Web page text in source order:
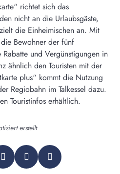
richtet sich das
nicht an die Urlaubsgäste,
die Einheimischen an. Mit
Bewohner der fünf
Rabatte und Vergünstigungen in
ähnlich den Touristen mit der
plus“ kommt die Nutzung
Regiobahn im Talkessel dazu.
Touristinfos erhältlich.
erstellt